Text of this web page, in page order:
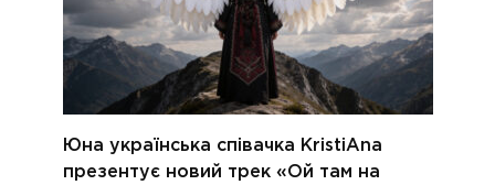
Юна українська співачка KristiAna
презентує новий трек «Ой там на